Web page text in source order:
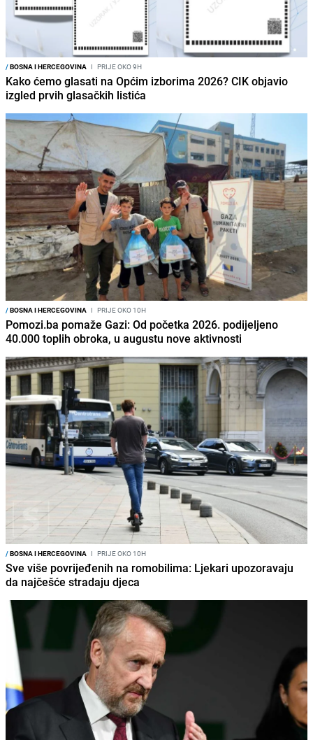
/BOSNA I HERCEGOVINA I PRIJE OKO 9H
Kako ćemo glasati na Općim izborima 2026? CIK objavio
izgled prvih glasačkih listića
/BOSNA I HERCEGOVINA I PRIJE OKO 10H
Pomozi.ba pomaže Gazi: Od početka 2026. podijeljeno
40.000 toplih obroka, u augustu nove aktivnosti
/BOSNA I HERCEGOVINA I PRIJE OKO 10H
Sve više povrijeđenih na romobilima: Ljekari upozoravaju
da najčešće stradaju djeca